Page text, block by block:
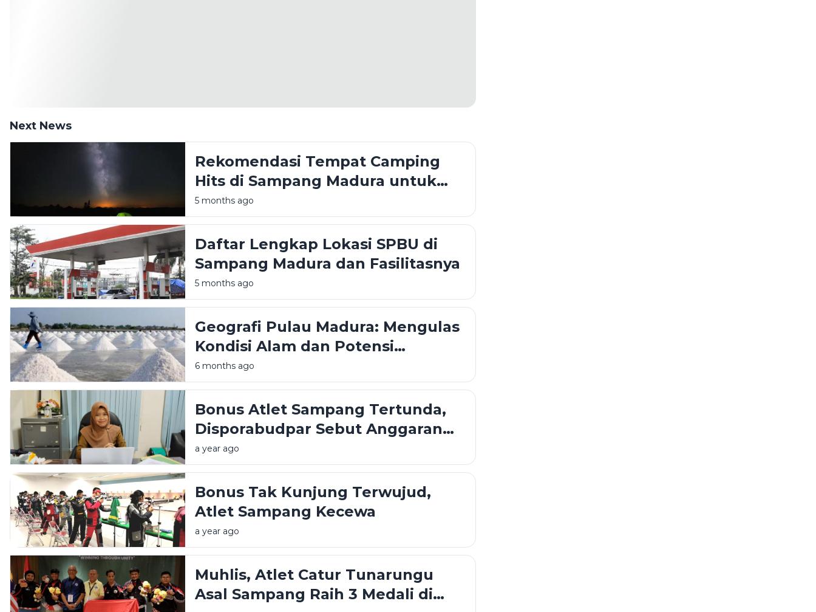
Next News
Rekomendasi Tempat Camping
Hits di Sampang Madura untuk
Liburan Akhir Pekan
5 months ago
Daftar Lengkap Lokasi SPBU di
Sampang Madura dan Fasilitasnya
5 months ago
Geografi Pulau Madura: Mengulas
Kondisi Alam dan Potensi
Produksi Garam Nasional
6 months ago
Bonus Atlet Sampang Tertunda,
Disporabudpar Sebut Anggaran
Hibah Tak Mencukupi
a year ago
Bonus Tak Kunjung Terwujud,
Atlet Sampang Kecewa
a year ago
Muhlis, Atlet Catur Tunarungu
Asal Sampang Raih 3 Medali di